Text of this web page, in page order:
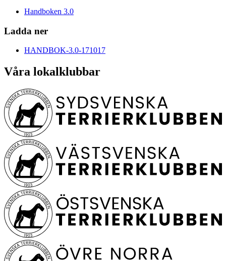
Handboken 3.0
Ladda ner
HANDBOK-3.0-171017
Våra lokalklubbar